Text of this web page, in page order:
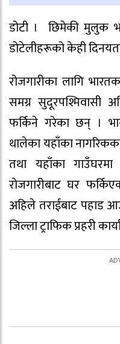
डोटी । छिमेकी मुलुक
डोटेलीहरूको केही
रोजगारीका लागि
समग्र
फर्किने गरेका छन् ।
थालेका यहाँका
तथा यहाँका
रोजगारीबाट घर
अहिले तराईबाट पहाड
जिल्ला ट्राफिक प्रहरी